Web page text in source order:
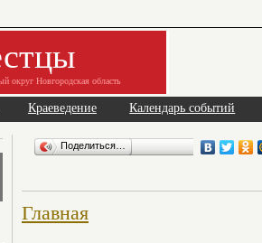
округ Новгородская область
Краеведение Календарь событий
Поделиться…
Главная